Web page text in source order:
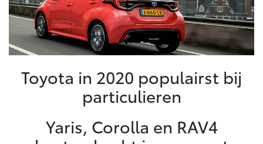
Ons bedrijf
Contact en Route
Vacatures
Klantbeoordelingen
Aygo X
HYBRIDE
Vanaf € 23.750,-
Yaris
HYBRIDE
Vanaf € 27.195,-
Occasions
Diensten
Toyota in 2020 populairst bij
particulieren
Yaris, Corolla en RAV4